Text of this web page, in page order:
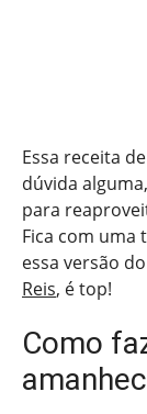
Essa receita
dúvida
para
Fica com uma
essa versão do
Reis, é top!
Como